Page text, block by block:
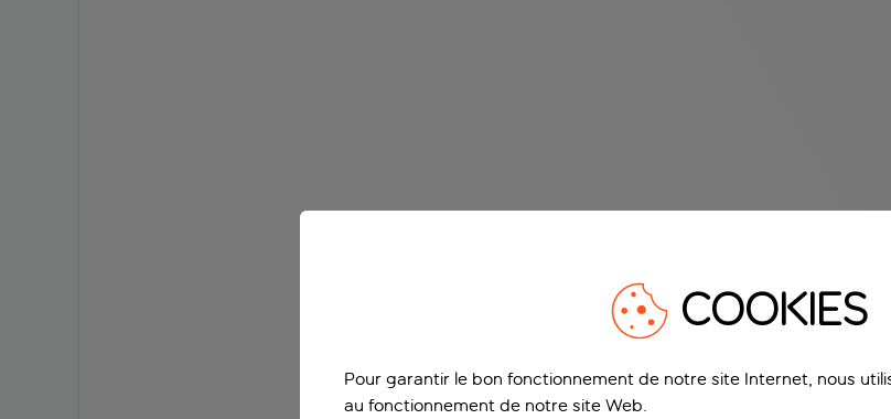
COOKIES
Pour garantir le bon fonctionnement de notre site Internet, nous
au fonctionnement de notre site Web.